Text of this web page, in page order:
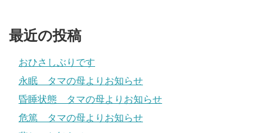
最近の投稿
おひさしぶりです
永眠 タマの母よりお知らせ
昏睡状態 タマの母よりお知らせ
危篤 タマの母よりお知らせ